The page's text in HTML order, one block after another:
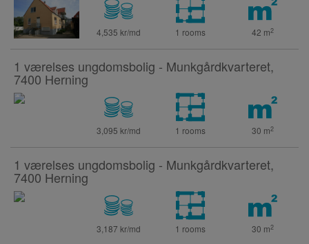
4,535 kr/md 1 rooms 42 m2
1 værelses ungdomsbolig - Munkgårdkvarteret,
7400 Herning
3,095 kr/md 1 rooms 30 m2
1 værelses ungdomsbolig - Munkgårdkvarteret,
7400 Herning
3,187 kr/md 1 rooms 30 m2